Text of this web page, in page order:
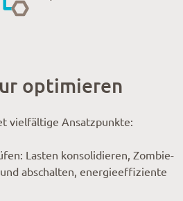
optimieren
vielfältige Ansatzpunkte:
Lasten konsolidieren, Zombie-
abschalten, energieeffiziente